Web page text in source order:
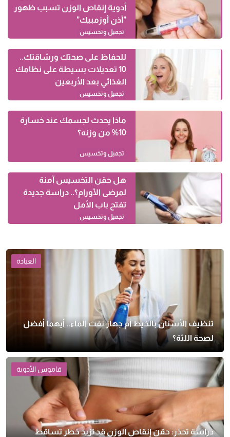
أدوية إنقاص الوزن تسبب ظهور
"أذن أوزمبيك"
تجميل وتخسيس
للحفاظ على صحتك ورشاقتك..
10 تعديلات بسيطة على نظامك
الغذائي بعد الأربعين
تجميل وتخسيس
ماذا يحدث لجسمك عند خسارة
10% من وزنه؟
تجميل وتخسيس
هل حقن التخسيس آمنة
لمرضى الأورام؟.. دراسة جديدة
تفتح باب الأمل
تجميل وتخسيس
العيادة
تنظيف الأسنان بالخيط أم جهاز نفث الماء.. أيهما أفضل
لصحة اللثة؟
قاموس الأدوية
دراسة تحذر: حقن إنقاص الوزن قد تزيد خطر تساقط